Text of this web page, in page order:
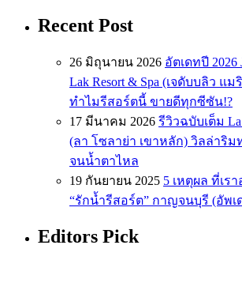
Recent Post
26 มิถุนายน 2026 อัตเดทปี 2026
Lak Resort & Spa (เจดับบลิว แ
ทำไมรีสอร์ตนี้ ขายดีทุกซีซัน!?
17 มีนาคม 2026 รีวิวฉบับเต็ม La
(ลา โซลาย่า เขาหลัก) วิลล่าริมท
จนน้ำตาไหล
19 กันยายน 2025 5 เหตุผล ที่เร
“รักน้ำรีสอร์ต” กาญจนบุรี (อัพเ
Editors Pick